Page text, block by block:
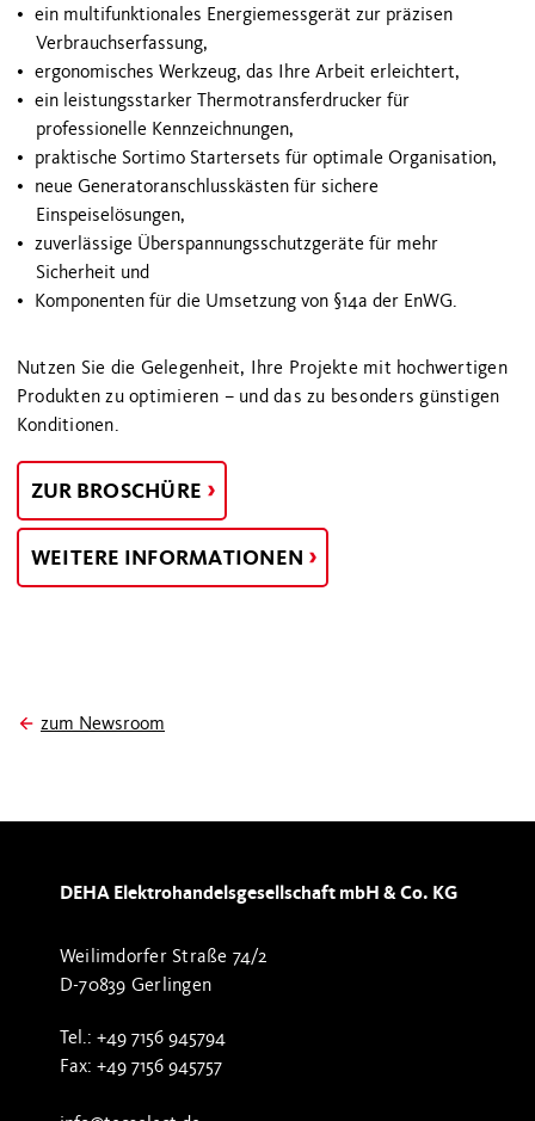
ein multifunktionales Energiemessgerät zur präzisen
Verbrauchserfassung,
ergonomisches Werkzeug, das Ihre Arbeit erleichtert,
ein leistungsstarker Thermotransferdrucker für
professionelle Kennzeichnungen,
praktische Sortimo Startersets für optimale Organisation,
neue Generatoranschlusskästen für sichere
Einspeiselösungen,
zuverlässige Überspannungsschutzgeräte für mehr
Sicherheit und
Komponenten für die Umsetzung von §14a der EnWG.
Nutzen Sie die Gelegenheit, Ihre Projekte mit hochwertigen
Produkten zu optimieren – und das zu besonders günstigen
Konditionen.
ZUR BROSCHÜRE
WEITERE INFORMATIONEN
zum Newsroom
DEHA Elektrohandelsgesellschaft mbH & Co. KG
Weilimdorfer Straße 74/2
D-70839 Gerlingen
Tel.: +49 7156 945794
Fax: +49 7156 945757